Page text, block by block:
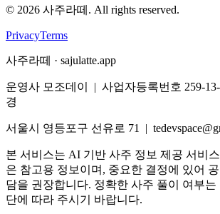
© 2026 사주라떼. All rights reserved.
PrivacyTerms
사주라떼 · sajulatte.app
운영사 모조데이 | 사업자등록번호 259-
경
서울시 영등포구 선유로 71 |
본 서비스는 AI 기반 사주 정보 제공 서비
은 참고용 정보이며, 중요한 결정에 있어
담을 권장합니다. 정확한 사주 풀이 여부
단에 따라 주시기 바랍니다.